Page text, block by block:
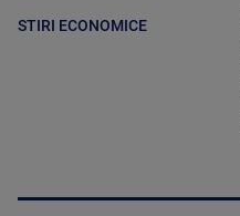
STIRI ECONOMICE